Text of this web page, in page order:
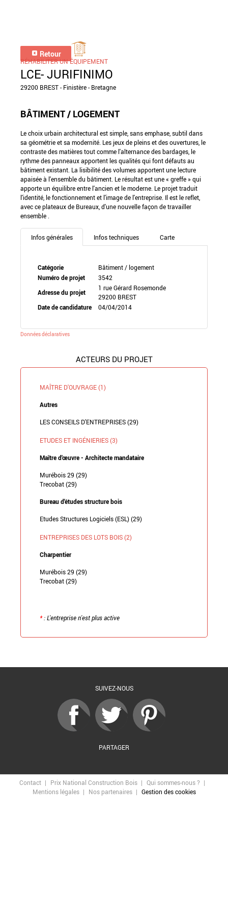
Retour
RÉHABILITER UN ÉQUIPEMENT
LCE- JURIFINIMO
29200 BREST - Finistère - Bretagne
BÂTIMENT / LOGEMENT
Le choix urbain architectural est simple, sans emphase, subtil dans
sa géométrie et sa modernité. Les jeux de pleins et des ouvertures, le
contraste des matières tout comme l'alternance des bardages, le
rythme des panneaux apportent les qualités qui font défauts au
bâtiment existant. La lisibilité des volumes apportent une lecture
apaisée à l'ensemble du bâtiment. Le résultat est une « greffe » qui
apporte un équilibre entre l'ancien et le moderne. Le projet traduit
l'identité, le fonctionnement et l'image de l'entreprise. Il est le reflet,
avec ce plateaux de Bureaux, d'une nouvelle façon de travailler
ensemble .
Infos générales Infos techniques Carte
Catégorie
Bâtiment / logement
Numéro de projet
3542
Adresse du projet
1 rue Gérard Rosemonde
29200 BREST
Date de candidature
04/04/2014
Données déclaratives
ACTEURS DU PROJET
MAÎTRE D'OUVRAGE (1)
Autres
LES CONSEILS D'ENTREPRISES (29)
ETUDES ET INGÉNIERIES (3)
Maître d'œuvre - Architecte mandataire
Murébois 29 (29)
Trecobat (29)
Bureau d'études structure bois
Etudes Structures Logiciels (ESL) (29)
ENTREPRISES DES LOTS BOIS (2)
Charpentier
Murébois 29 (29)
Trecobat (29)
*: L'entreprise n'est plus active
SUIVEZ-NOUS
PARTAGER
Contact Prix National Construction Bois
Qui sommes-nous ?
Mentions légales
Nos partenaires Gestion des cookies